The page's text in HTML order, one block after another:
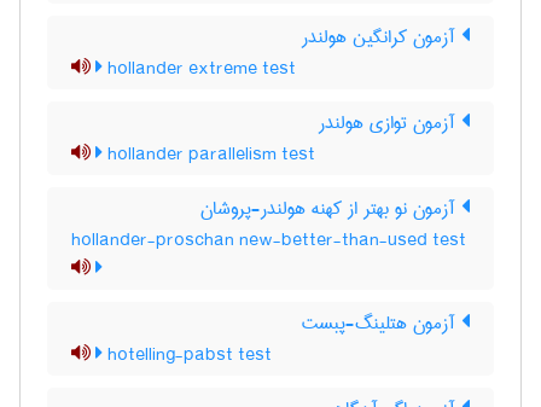
آزمون کرانگین هولندر
hollander extreme test
آزمون توازی هولندر
hollander parallelism test
آزمون نو بهتر از کهنه هولندر-پروشان
hollander-proschan new-better-than-used test
آزمون هتلینگ-پبست
hotelling-pabst test